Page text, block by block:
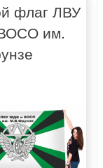
флаг ЛВУ
им.